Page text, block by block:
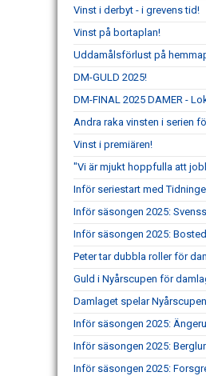
Vinst i derbyt - i grevens tid!
Vinst på bortaplan!
Uddamålsförlust på
DM-GULD 2025!
DM-FINAL 2025 DAMER -
Andra raka vinsten i serien
Vinst i premiären!
"Vi är mjukt hoppfulla att
Inför seriestart med
Inför säsongen 2025:
Inför säsongen 2025:
Peter tar dubbla roller för
Guld i Nyårscupen för
Damlaget spelar
Inför säsongen 2025:
Inför säsongen 2025:
Inför säsongen 2025: